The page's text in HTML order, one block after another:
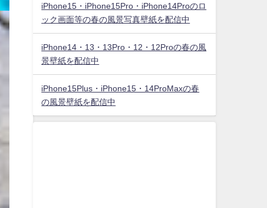
iPhone15・iPhone15Pro・iPhone14Proのロ
ック画面等の春の風景写真壁紙を配信中
iPhone14・13・13Pro・12・12Proの春の風
景壁紙を配信中
iPhone15Plus・iPhone15・14ProMaxの春
の風景壁紙を配信中